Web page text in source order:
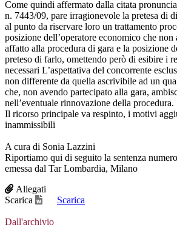
Come quindi affermato dalla citata
n. 7443/09, pare irragionevole la pretesa di
al punto da riservare loro un trattamento
posizione dell’operatore economico che non
affatto alla procedura di gara e la posizione
preteso di farlo, omettendo però di esibire i
necessari L’aspettativa del concorrente
non differente da quella ascrivibile ad un
che, non avendo partecipato alla gara,
nell’eventuale rinnovazione della procedura.
Il ricorso principale va respinto, i motivi
inammissibili
A cura di Sonia Lazzini
Riportiamo qui di seguito la sentenza
emessa dal Tar Lombardia, Milano
Allegati
Scarica
Scarica
Dall'archivio